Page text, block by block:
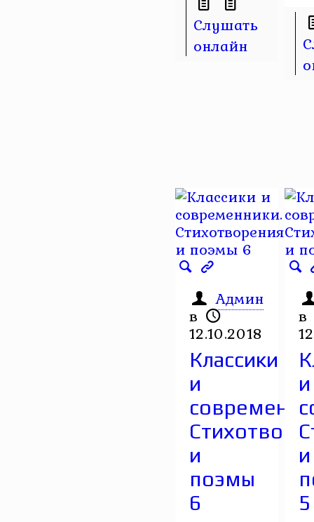
Слушать
онлайн
Админ
в
12.10.2018
Классики
и
и
поэмы
6
в
и
и
5